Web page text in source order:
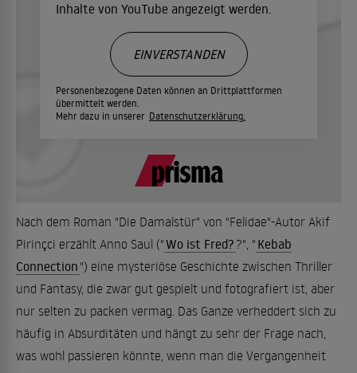
Inhalte von YouTube angezeigt werden.
Personenbezogene Daten können an Drittplattformen
übermittelt werden.
Mehr dazu in unserer Datenschutzerklärung.
EINVERSTANDEN
Nach dem Roman "Die Damalstür" von "Felidae"-Autor Akif
Pirinçci erzählt Anno Saul ("Wo ist Fred? ?", " Kebab
Connection ") eine mysteriöse Geschichte zwischen Thriller
und Fantasy, die zwar gut gespielt und fotografiert ist, aber
nur selten zu packen vermag. Das Ganze verheddert sich zu
häufig in Absurditäten und hängt zu sehr der Frage nach,
was wohl passieren könnte, wenn man die Vergangenheit